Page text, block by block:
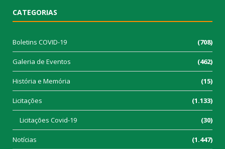
CATEGORIAS
Boletins COVID-19 (708)
Galeria de Eventos (462)
História e Memória (15)
Licitações (1.133)
Licitações Covid-19 (30)
Notícias (1.447)